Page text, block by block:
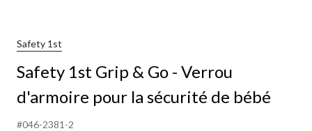
Safety 1st
Safety 1st Grip & Go - Verrou
d'armoire pour la sécurité de bébé
#046-2381-2